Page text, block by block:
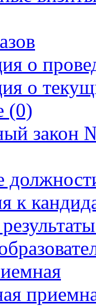
о
о
(0)
закон
к